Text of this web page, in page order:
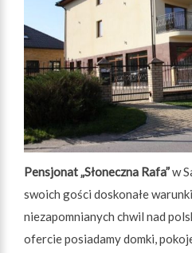
Pensjonat „Słoneczna Rafa”w
swoich gości doskonałe
niezapomnianych chwil nad
ofercie posiadamy domki,